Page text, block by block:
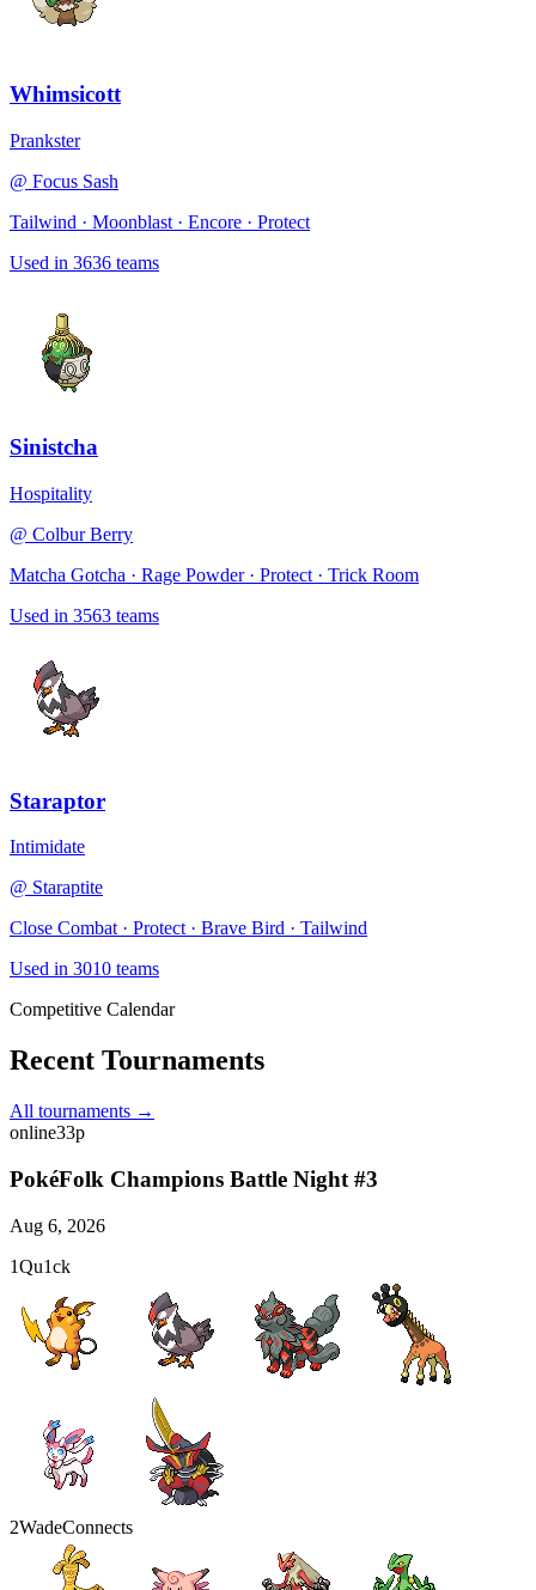
Whimsicott
Prankster
@ Focus Sash
Tailwind · Moonblast · Encore · Protect
Used in 3636 teams
Sinistcha
Hospitality
@ Colbur Berry
Matcha Gotcha · Rage Powder · Protect · Trick Room
Used in 3563 teams
Staraptor
Intimidate
@ Staraptite
Close Combat · Protect · Brave Bird · Tailwind
Used in 3010 teams
Competitive Calendar
Recent Tournaments
All tournaments →
online33p
PokéFolk Champions Battle Night #3
Aug 6, 2026
1Qu1ck
2WadeConnects